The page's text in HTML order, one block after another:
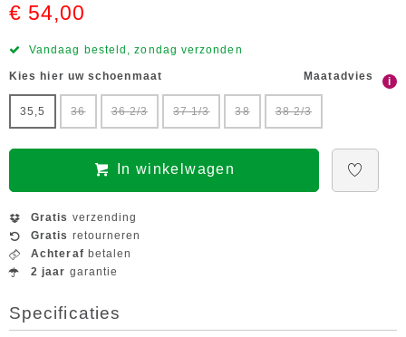
€ 54,00
Vandaag besteld, zondag verzonden
Kies hier uw schoenmaat Maatadvies i
35,5 36 36 2/3 37 1/3 38 38 2/3
In winkelwagen
Gratis verzending
Gratis retourneren
Achteraf betalen
2 jaar garantie
Specificaties